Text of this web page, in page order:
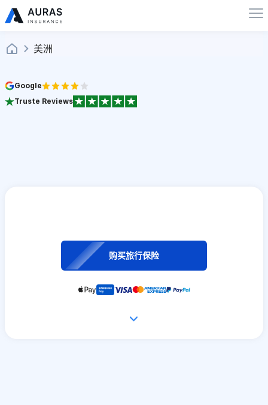
美洲
Google
Truste Reviews
购买旅行保险